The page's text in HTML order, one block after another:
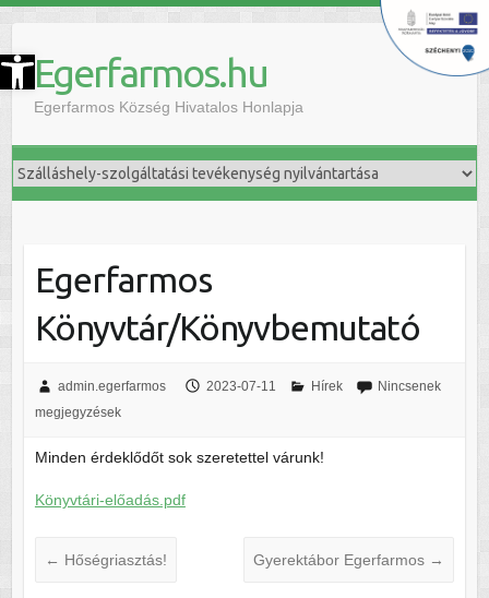
Eszköztár megnyitása Egerfarmos.hu
Egerfarmos Község Hivatalos Honlapja
Egerfarmos
Könyvtár/Könyvbemutató
admin.egerfarmos 2023-07-11 Hírek
Nincsenek
megjegyzések
Minden érdeklődőt sok szeretettel várunk!
Könyvtári-előadás.pdf
← Hőségriasztás! Gyerektábor Egerfarmos →